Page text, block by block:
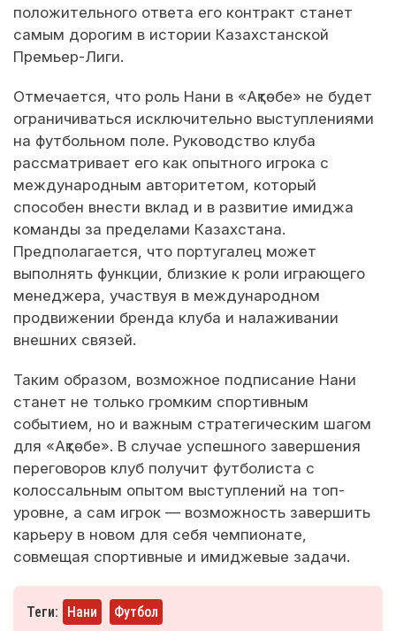
положительного ответа его контракт станет
самым дорогим в истории Казахстанской
Премьер-Лиги.
Отмечается, что роль Нани в «Ақтөбе» не будет
ограничиваться исключительно выступлениями
на футбольном поле. Руководство клуба
рассматривает его как опытного игрока с
международным авторитетом, который
способен внести вклад и в развитие имиджа
команды за пределами Казахстана.
Предполагается, что португалец может
выполнять функции, близкие к роли играющего
менеджера, участвуя в международном
продвижении бренда клуба и налаживании
внешних связей.
Таким образом, возможное подписание Нани
станет не только громким спортивным
событием, но и важным стратегическим шагом
для «Ақтөбе». В случае успешного завершения
переговоров клуб получит футболиста с
колоссальным опытом выступлений на топ-
уровне, а сам игрок — возможность завершить
карьеру в новом для себя чемпионате,
совмещая спортивные и имиджевые задачи.
Теги: Нани Футбол